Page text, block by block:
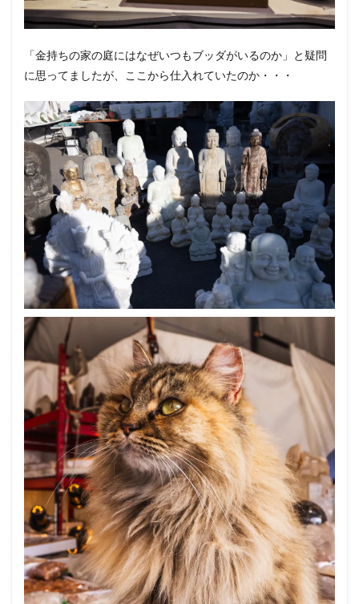
「金持ちの家の庭にはなぜいつもブッダがいるのか」と疑問
に思ってましたが、ここから仕入れていたのか・・・